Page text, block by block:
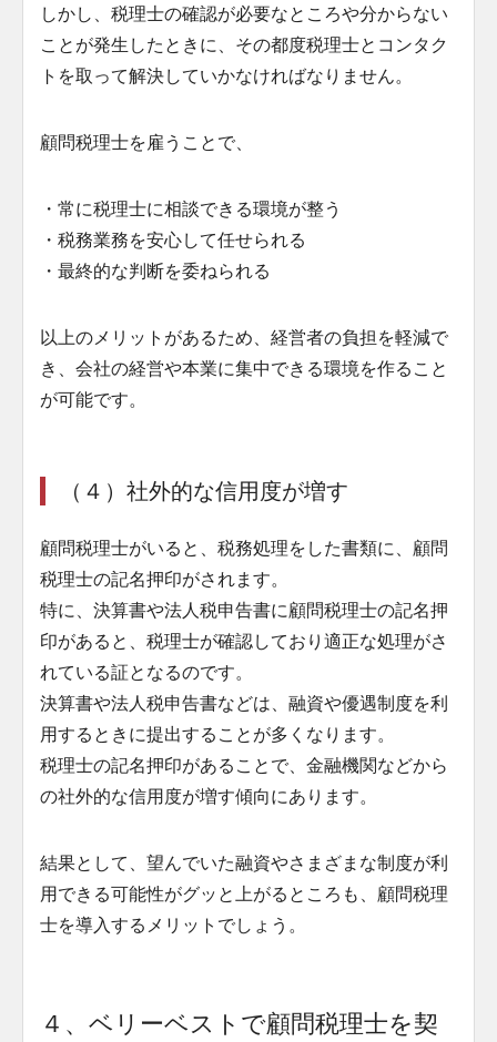
しかし、税理士の確認が必要なところや分からない
ことが発生したときに、その都度税理士とコンタク
トを取って解決していかなければなりません。
顧問税理士を雇うことで、
・常に税理士に相談できる環境が整う
・税務業務を安心して任せられる
・最終的な判断を委ねられる
以上のメリットがあるため、経営者の負担を軽減で
き、会社の経営や本業に集中できる環境を作ること
が可能です。
（４）社外的な信用度が増す
顧問税理士がいると、税務処理をした書類に、顧問
税理士の記名押印がされます。
特に、決算書や法人税申告書に顧問税理士の記名押
印があると、税理士が確認しており適正な処理がさ
れている証となるのです。
決算書や法人税申告書などは、融資や優遇制度を利
用するときに提出することが多くなります。
税理士の記名押印があることで、金融機関などから
の社外的な信用度が増す傾向にあります。
結果として、望んでいた融資やさまざまな制度が利
用できる可能性がグッと上がるところも、顧問税理
士を導入するメリットでしょう。
４、ベリーベストで顧問税理士を契